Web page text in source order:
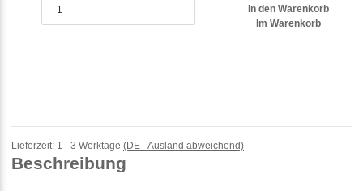
In den Warenkorb
Im Warenkorb
Lieferzeit: 1 - 3 Werktage (DE - Ausland abweichend)
Beschreibung